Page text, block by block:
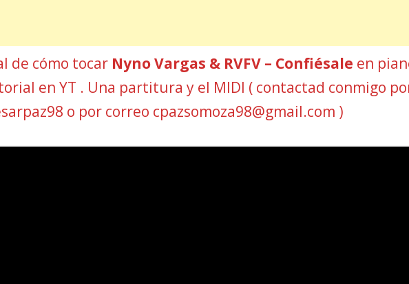
de cómo tocar Nyno Vargas & RVFV – Confiésale en
en YT . Una partitura y el MIDI ( contactad conmigo
o por correo cpazsomoza98@gmail.com )